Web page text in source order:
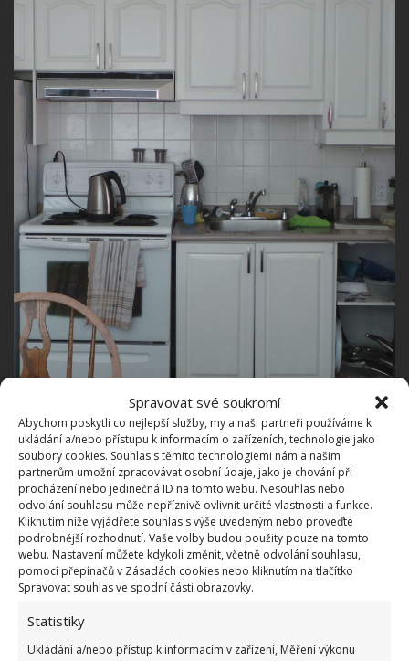
Spravovat své soukromí
Abychom poskytli co nejlepší služby, my a naši partneři používáme k
ukládání a/nebo přístupu k informacím o zařízeních, technologie jako
soubory cookies. Souhlas s těmito technologiemi nám a našim
partnerům umožní zpracovávat osobní údaje, jako je chování při
procházení nebo jedinečná ID na tomto webu. Nesouhlas nebo
odvolání souhlasu může nepříznivě ovlivnit určité vlastnosti a funkce.
Kliknutím níže vyjádřete souhlas s výše uvedeným nebo proveďte
podrobnější rozhodnutí. Vaše volby budou použity pouze na tomto
webu. Nastavení můžete kdykoli změnit, včetně odvolání souhlasu,
pomocí přepínačů v Zásadách cookies nebo kliknutím na tlačítko
Spravovat souhlas ve spodní části obrazovky.
Statistiky
Ukládání a/nebo přístup k informacím v zařízení, Měření výkonu